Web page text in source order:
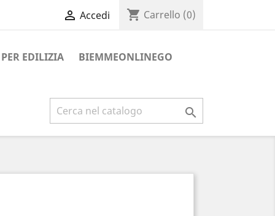
 Accedi shopping_cart Carrello (0)
EDILIZIA
BIEMMEONLINEGO
